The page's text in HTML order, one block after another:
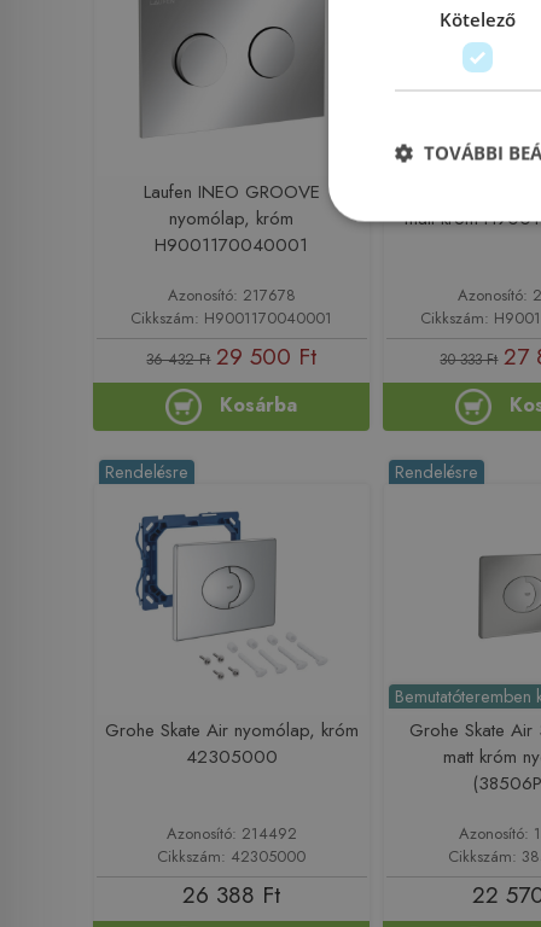
Laufen INEO GROOVE
nyomólap, króm
H9001170040001
Azonosító: 217678
Cikkszám: H9001170040001
36 432 Ft 29 500 Ft
Kosárba
matt króm
Azonosító:
Cikkszám:
30 333 Ft 27
Rendelésre
Grohe Skate Air nyomólap, króm
42305000
Azonosító: 214492
Cikkszám: 42305000
26 388 Ft
Bemutatóteremben
Rendelésre
Grohe Skate
matt króm
Azonosító:
Cikkszám:
22
Kötelező
TOVÁBBI